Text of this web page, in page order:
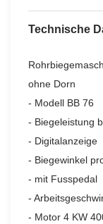
Technische
ohne Dorn
- Modell BB 76
- Biegeleistung
- Digitalanzeige
- Biegewinkel
- mit Fusspedal
-
- Motor 4 KW